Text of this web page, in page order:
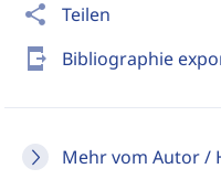
share Teilen
send_to_mobile Bibliographie
Mehr vom Autor /